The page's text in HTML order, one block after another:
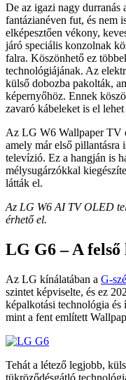
De az igazi nagy
fantázianéven fut, és nem
elképesztően vékony,
járó speciális konzolnak
falra. Köszönhető ez
technológiájának. Az
külső dobozba pakolták,
képernyőhöz. Ennek
zavaró kábeleket is el
Az LG W6 Wallpaper TV
amely már első pillantásra
televízió. Ez a hangján is
mélysugárzókkal
látták el.
Az LG W6 AI TV OLED
érhető el.
LG G6 – A felső
Az LG kínálatában a G-
szintet képviselte, és ez
képalkotási technológia és
mint a fent említett
Tehát a létező legjobb,
tükröződésgátló